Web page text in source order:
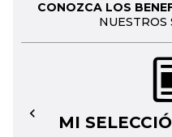
CONOZCA LOS
NUESTROS
MI
←